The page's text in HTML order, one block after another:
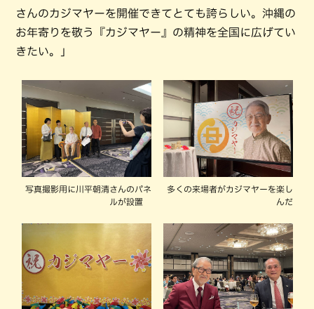
さんのカジマヤーを開催できてとても誇らしい。沖縄の
お年寄りを敬う『カジマヤー』の精神を全国に広げてい
きたい。」
写真撮影用に川平朝清さんのパネ
ルが設置
多くの来場者がカジマヤーを楽し
んだ